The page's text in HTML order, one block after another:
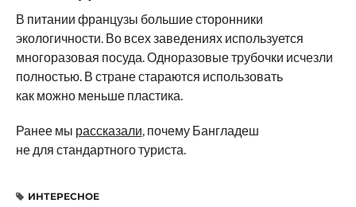
В питании французы большие сторонники
экологичности. Во всех заведениях используется
многоразовая посуда. Одноразовые трубочки исчезли
полностью. В стране стараются использовать
как можно меньше пластика.
Ранее мы рассказали, почему Бангладеш
не для стандартного туриста.
ИНТЕРЕСНОЕ